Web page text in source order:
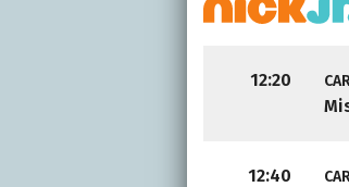
12:20
12:40